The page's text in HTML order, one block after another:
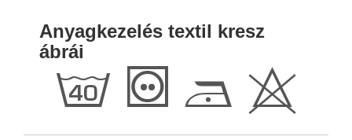
Anyagkezelés textil kresz
ábrái
h T D H